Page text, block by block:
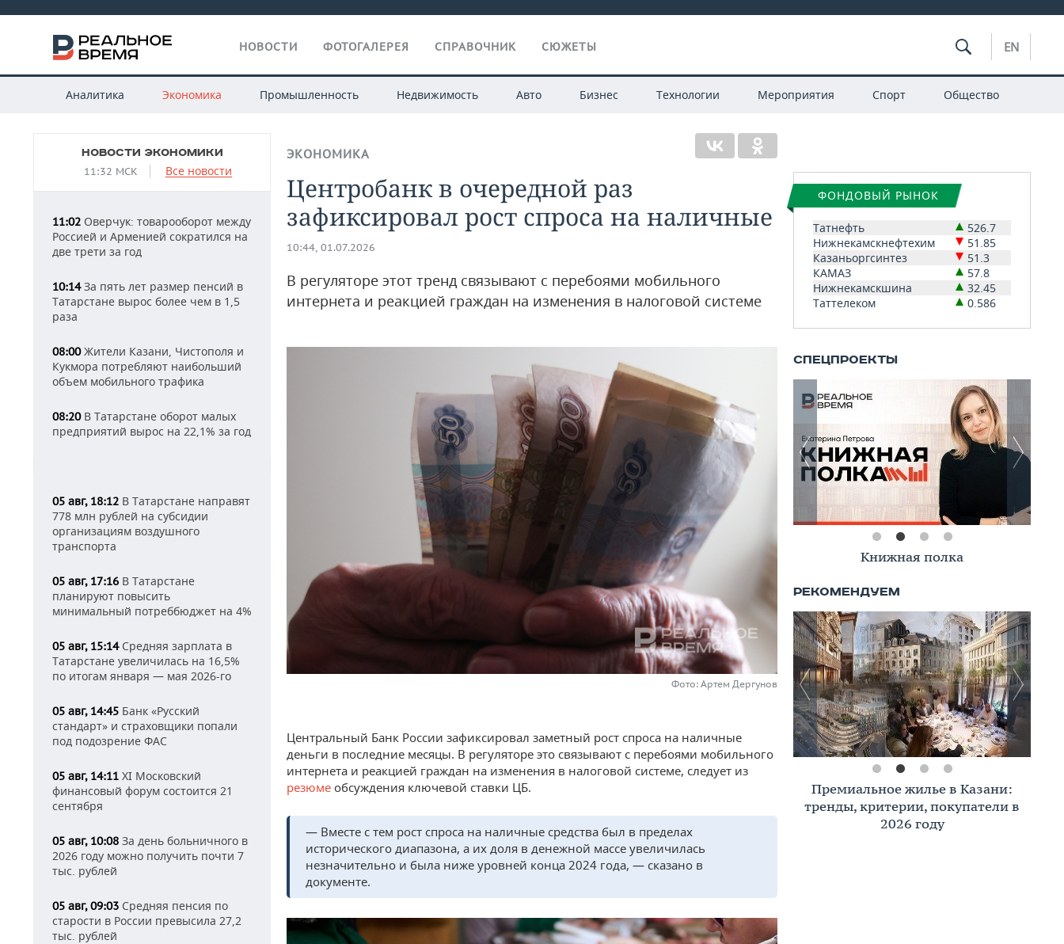
НОВОСТИ ФОТОГАЛЕРЕЯ СПРАВОЧНИК СЮЖЕТЫ EN
Аналитика Экономика Промышленность Недвижимость Авто Бизнес Технологии Мероприятия Спорт Общество
НОВОСТИ ЭКОНОМИКИ
11:32 МСК Все новости
11:02 Оверчук: товарооборот между
Россией и Арменией сократился на
две трети за год
10:14За пять лет размер пенсий в
Татарстане вырос более чем в 1,5
раза
08:00Жители Казани, Чистополя и
Кукмора потребляют наибольший
объем мобильного трафика
08:20В Татарстане оборот малых
предприятий вырос на 22,1% за год
05 авг, 18:12 В Татарстане направят
778 млн рублей на субсидии
организациям воздушного
транспорта
05 авг, 17:16 В Татарстане
планируют повысить
минимальный потреббюджет на 4%
05 авг, 15:14Средняя зарплата в
Татарстане увеличилась на 16,5%
по итогам января — мая 2026-го
05 авг, 14:45 Банк «Русский
стандарт» и страховщики попали
под подозрение ФАС
05 авг, 14:11 XI Московский
финансовый форум состоится 21
сентября
05 авг, 10:08 За день больничного в
2026 году можно получить почти 7
тыс. рублей
05 авг, 09:03 Средняя пенсия по
старости в России превысила 27,2
тыс. рублей
ЭКОНОМИКА
Центробанк в очередной раз
зафиксировал рост спроса на наличные
10:44, 01.07.2026
В регуляторе этот тренд связывают с перебоями мобильного
интернета и реакцией граждан на изменения в налоговой системе
Фото: Артем Дергунов
Центральный Банк России зафиксировал заметный рост спроса на наличные
деньги в последние месяцы. В регуляторе это связывают с перебоями мобильного
интернета и реакцией граждан на изменения в налоговой системе, следует из
резюме обсуждения ключевой ставки ЦБ.
— Вместе с тем рост спроса на наличные средства был в пределах
исторического диапазона, а их доля в денежной массе увеличилась
незначительно и была ниже уровней конца 2024 года, — сказано в
документе.
ФОНДОВЫЙ РЫНОК
Татнефть
526.7
Нижнекамскнефтехим
51.85
Казаньоргсинтез
51.3
КАМАЗ
57.8
Нижнекамскшина
32.45
Таттелеком
0.586
Книжная полка
Премиальное жилье в Казани:
тренды, критерии, покупатели в
2026 году